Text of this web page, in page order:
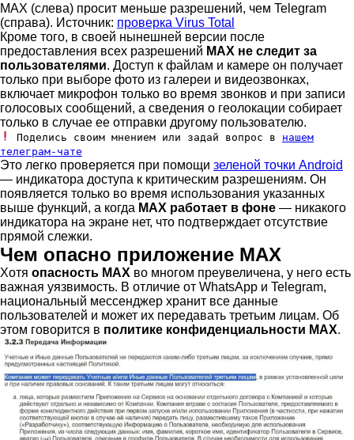
MAX (слева) просит меньше разрешений, чем Telegram
(справа). Источник: проверка Virus Total
Кроме того, в своей нынешней версии после
предоставления всех разрешений MAX не следит за
пользователями. Доступ к файлам и камере он получает
только при выборе фото из галереи и видеозвонках,
включает микрофон только во время звонков и при записи
голосовых сообщений, а сведения о геолокации собирает
только в случае ее отправки другому пользователю.
Поделись своим мнением или задай вопрос в нашем
телеграм-чате
Это легко проверяется при помощи зеленой точки Android
— индикатора доступа к критическим разрешениям. Он
появляется только во время использования указанных
выше функций, а когда MAX работает в фоне — никакого
индикатора на экране нет, что подтверждает отсутствие
прямой слежки.
Чем опасно приложение MAX
Хотя опасность MAX во многом преувеличена, у него есть
важная уязвимость. В отличие от WhatsApp и Telegram,
национальный мессенджер хранит все данные
пользователей и может их передавать третьим лицам. Об
этом говорится в политике конфиденциальности MAX.